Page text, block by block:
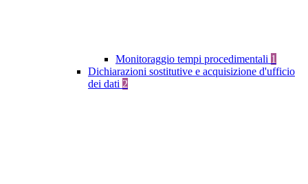
Monitoraggio tempi procedimentali 1
Dichiarazioni sostitutive e acquisizione d'ufficio
dei dati 2